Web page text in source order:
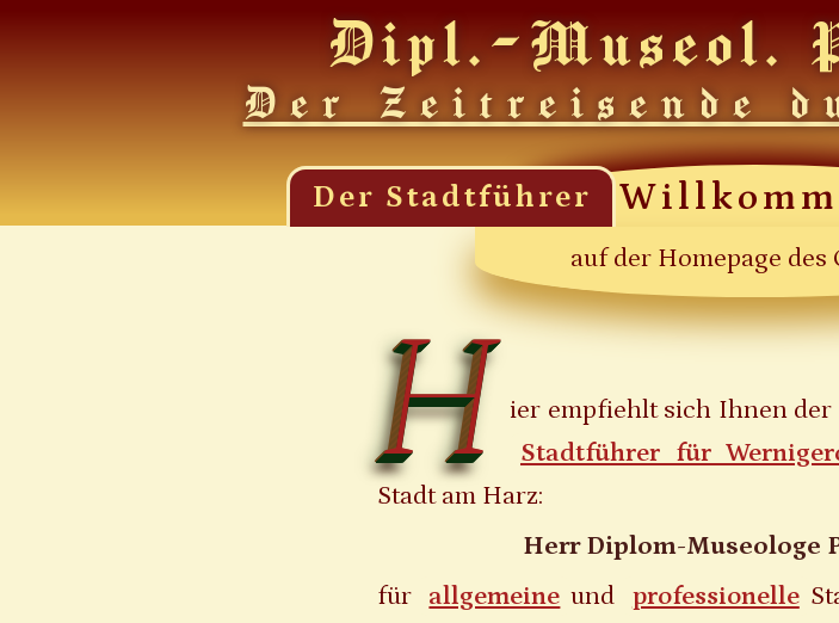
Der Stadtführer
Dipl.-Museol.
Der Zeitreisende
auf der Homepage des
H ier empfiehlt sich Ihnen der
Stadtführer für
Stadt am Harz:
Herr Diplom-Museologe
für allgemeine und professionelle